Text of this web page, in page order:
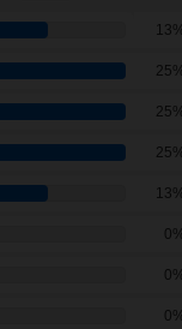
13%
25%
25%
25%
13%
0%
0%
0%